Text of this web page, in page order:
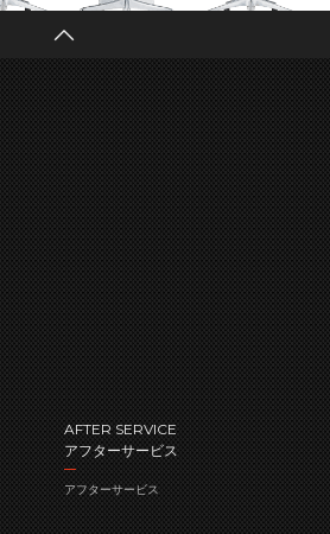
AFTER SERVICE
アフターサービス
アフターサービス